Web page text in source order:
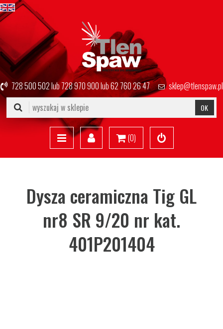
728 500 502lub728 970 900lub62 760 26 47 sklep@tlenspaw.pl
OK
(0)
Dysza ceramiczna Tig GL
nr8 SR 9/20 nr kat.
401P201404